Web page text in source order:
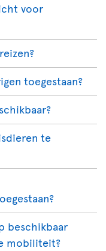
voor
toegestaan?
te
beschikbaar
mobiliteit?